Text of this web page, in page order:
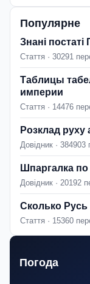
Популярне
Знані
Стаття · 30291
Таблицы
империи
Стаття · 14476
Розклад руху
Довідник · 384903
Шпаргалка
Довідник · 20192
Сколько
Стаття · 15360
Погода